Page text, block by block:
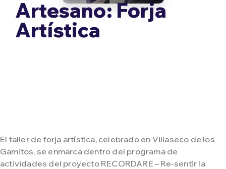
Artesano: Forja
Artística
El taller de forja artística, celebrado en Villaseco de los
Gamitos, se enmarca dentro del programa de
actividades del proyecto RECORDARE – Re-sentir la